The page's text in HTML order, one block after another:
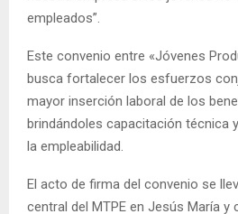
empleados”.
Este convenio entre «Jóvenes
busca fortalecer los esfuerzos
mayor inserción laboral de los
brindándoles capacitación técnica
la empleabilidad.
El acto de firma del convenio se
central del MTPE en Jesús María y